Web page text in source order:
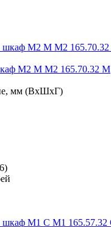
M2 М М2 165.70.32 М
мм (ВхШхГ)